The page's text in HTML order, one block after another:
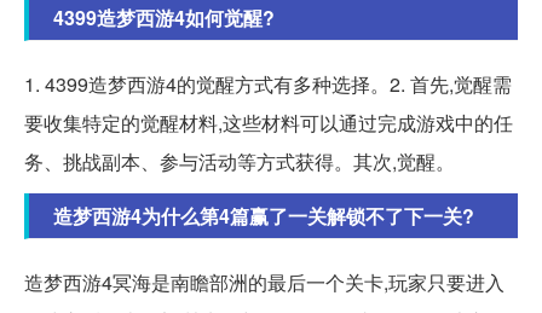
4399造梦西游4如何觉醒?
1. 4399造梦西游4的觉醒方式有多种选择。2. 首先,觉醒需
要收集特定的觉醒材料,这些材料可以通过完成游戏中的任
务、挑战副本、参与活动等方式获得。其次,觉醒。
造梦西游4为什么第4篇赢了一关解锁不了下一关?
造梦西游4冥海是南瞻部洲的最后一个关卡,玩家只要进入